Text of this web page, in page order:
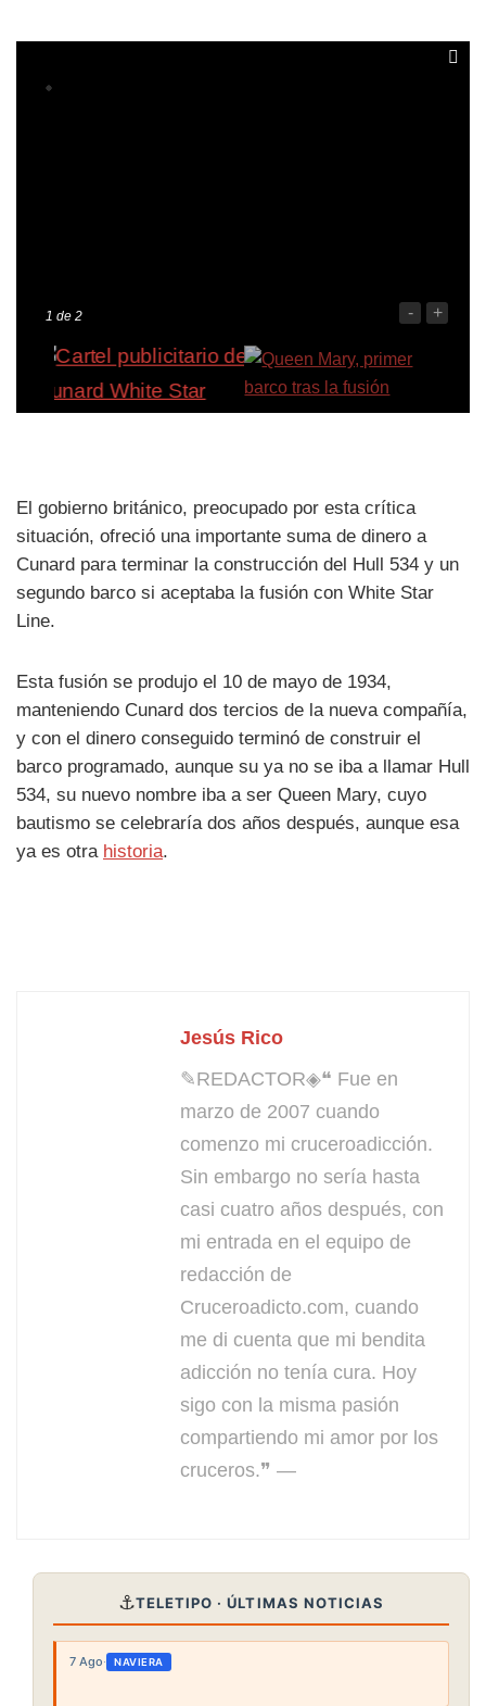
1 de 2 - +
El gobierno británico, preocupado por esta crítica
situación, ofreció una importante suma de dinero a
Cunard para terminar la construcción del Hull 534 y un
segundo barco si aceptaba la fusión con White Star
Line.
Esta fusión se produjo el 10 de mayo de 1934,
manteniendo Cunard dos tercios de la nueva compañía,
y con el dinero conseguido terminó de construir el
barco programado, aunque su ya no se iba a llamar Hull
534, su nuevo nombre iba a ser Queen Mary, cuyo
bautismo se celebraría dos años después, aunque esa
ya es otra historia.
Jesús Rico
✎REDACTOR◈❝ Fue en
marzo de 2007 cuando
comenzo mi cruceroadicción.
Sin embargo no sería hasta
casi cuatro años después, con
mi entrada en el equipo de
redacción de
Cruceroadicto.com, cuando
me di cuenta que mi bendita
adicción no tenía cura. Hoy
sigo con la misma pasión
compartiendo mi amor por los
cruceros.❞ —
⚓TELETIPO · ÚLTIMAS NOTICIAS
7 Ago· NAVIERA